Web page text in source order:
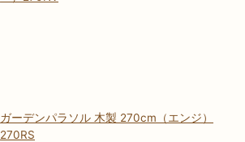
ガーデンパラソル 木製 270cm（エンジ）
270RS